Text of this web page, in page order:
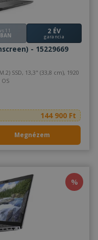
11 2 ÉV
garancia
- 15229669
OS
144 900 Ft
Megnézem
%